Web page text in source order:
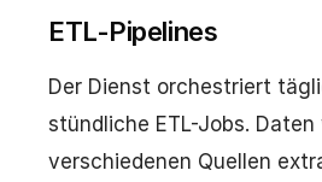
ETL-Pipelines
Der Dienst orchestriert
stündliche ETL-Jobs. Daten
verschiedenen Quellen